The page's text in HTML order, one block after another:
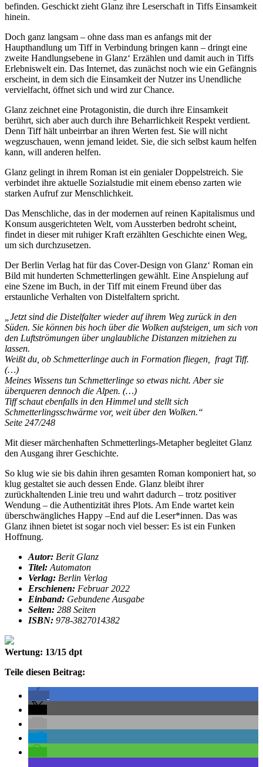
befinden. Geschickt zieht Glanz ihre Leserschaft in Tiffs Einsamkeit
hinein.
Doch ganz langsam – ohne dass man es anfangs mit der
Haupthandlung um Tiff in Verbindung bringen kann – dringt eine
zweite Handlungsebene in Glanz‘ Erzählen und damit auch in Tiffs
Erlebniswelt ein. Das Internet, das zunächst noch wie ein Gefängnis
erscheint, in dem sich die Einsamkeit der Nutzer ins Unendliche
vervielfacht, öffnet sich und wird zur Chance.
Glanz zeichnet eine Protagonistin, die durch ihre Einsamkeit
berührt, sich aber auch durch ihre Beharrlichkeit Respekt verdient.
Denn Tiff hält unbeirrbar an ihren Werten fest. Sie will nicht
wegzuschauen, wenn jemand leidet. Sie, die sich selbst kaum helfen
kann, will anderen helfen.
Glanz gelingt in ihrem Roman ist ein genialer Doppelstreich. Sie
verbindet ihre aktuelle Sozialstudie mit einem ebenso zarten wie
starken Aufruf zur Menschlichkeit.
Das Menschliche, das in der modernen auf reinen Kapitalismus und
Konsum ausgerichteten Welt, vom Aussterben bedroht scheint,
findet in dieser mit ruhiger Kraft erzählten Geschichte einen Weg,
um sich durchzusetzen.
Der Berlin Verlag hat für das Cover-Design von Glanz‘ Roman ein
Bild mit hunderten Schmetterlingen gewählt. Eine Anspielung auf
eine Szene im Buch, in der Tiff mit einem Freund über das
erstaunliche Verhalten von Distelfaltern spricht.
„Jetzt sind die Distelfalter wieder auf ihrem Weg zurück in den
Süden. Sie können bis hoch über die Wolken aufsteigen, um sich von
den Luftströmungen über unglaubliche Distanzen mitziehen zu
lassen.
Weißt du, ob Schmetterlinge auch in Formation fliegen, fragt Tiff.
(…)
Meines Wissens tun Schmetterlinge so etwas nicht. Aber sie
überqueren dennoch die Alpen. (…)
Tiff schaut ebenfalls in den Himmel und stellt sich
Schmetterlingsschwärme vor, weit über den Wolken.“
Seite 247/248
Mit dieser märchenhaften Schmetterlings-Metapher begleitet Glanz
den Ausgang ihrer Geschichte.
So klug wie sie bis dahin ihren gesamten Roman komponiert hat, so
klug gestaltet sie auch dessen Ende. Glanz bleibt ihrer
zurückhaltenden Linie treu und wahrt dadurch – trotz positiver
Wendung – die Authentizität ihres Plots. Am Ende wartet kein
überschwängliches Happy –End auf die Leser*innen. Das was
Glanz ihnen bietet ist sogar noch viel besser: Es ist ein Funken
Hoffnung.
Autor: Berit Glanz
Titel: Automaton
Verlag: Berlin Verlag
Erschienen: Februar 2022
Einband: Gebundene Ausgabe
Seiten: 288 Seiten
ISBN: 978-3827014382
Wertung: 13/15 dpt
Teile diesen Beitrag: